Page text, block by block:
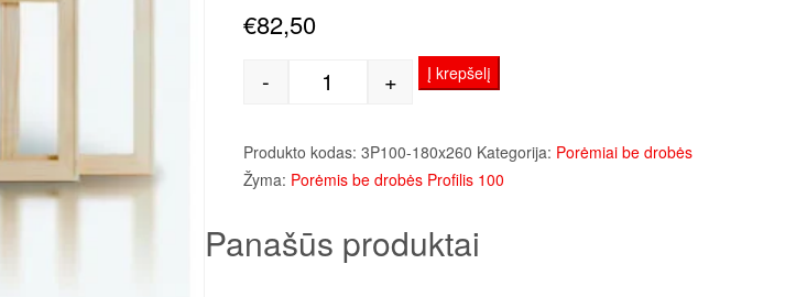
€82,50
produkto kiekis: Porėmis be Drobės - 180x260
- + Į krepšelį
Produkto kodas: 3P100-180x260 Kategorija: Porėmiai be drobės
Žyma: Porėmis be drobės Profilis 100
Panašūs produktai